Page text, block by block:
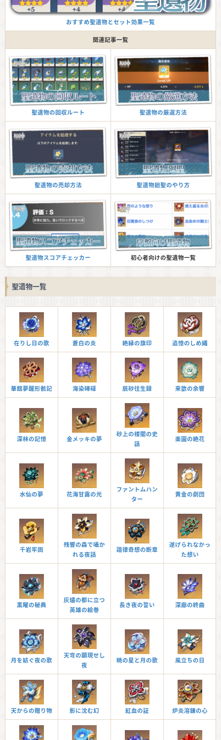
おすすめ聖遺物とセット効果一覧
関連記事一覧
聖遺物の回収ルート 聖遺物の厳選方法
聖遺物の売却方法 聖遺物廻聖のやり方
聖遺物スコアチェッカー 初心者向けの聖遺物一覧
聖遺物一覧
在りし日の歌 蒼白の炎 絶縁の旗印 追憶のしめ縄
華館夢醒形骸記 海染硨磲 辰砂往生録 来歆の余響
深林の記憶 金メッキの夢
砂上の楼閣の史
話
楽園の絶花
水仙の夢 花海甘露の光
ファントムハン
ター
黄金の劇団
千岩牢固
残響の森で囁か
れる夜話
諧律奇想の断章
遂げられなかっ
た想い
黒曜の秘典
灰燼の都に立つ
英雄の絵巻
長き夜の誓い 深廊の終曲
月を紡ぐ夜の歌
天穹の顕現せし
夜
暁の星と月の歌 風立ちの日
天からの贈り物 影に沈む幻 紅血の証 炉炎溶錬の心